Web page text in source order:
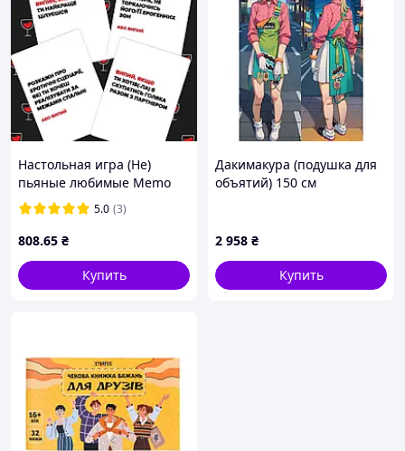
Настольная игра (Не)
пьяные любимые Memo
Games 0021MG для пар
D11-2026
5.0 (3)
808.65 ₴
Купить
Дакимакура (подушка для
объятий) 150 см
2 958 ₴
Купить